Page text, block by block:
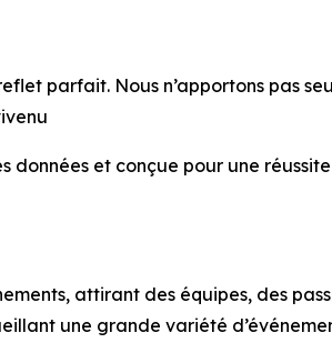
parfait. Nous n’apportons pas
données et conçue pour une
attirant des équipes, des
une grande variété